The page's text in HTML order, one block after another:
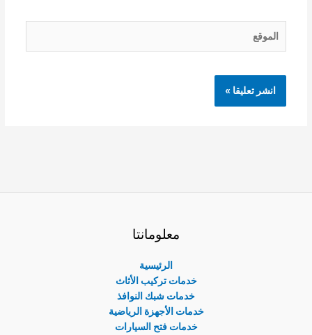
معلومانتا
الرئيسية
خدمات تركيب الأثاث
خدمات شبك النوافذ
خدمات الأجهزة الرياضية
خدمات فتح السيارات